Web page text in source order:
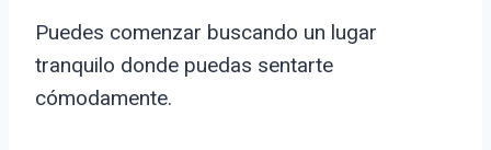
Puedes comenzar buscando un lugar
tranquilo donde puedas sentarte
cómodamente.